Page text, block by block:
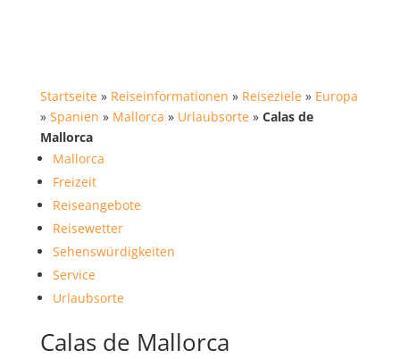
Startseite» Reiseinformationen » Reiseziele» Europa
» Spanien » Mallorca » Urlaubsorte» Calas de
Mallorca
Mallorca
Freizeit
Reiseangebote
Reisewetter
Sehenswürdigkeiten
Service
Urlaubsorte
Calas de Mallorca